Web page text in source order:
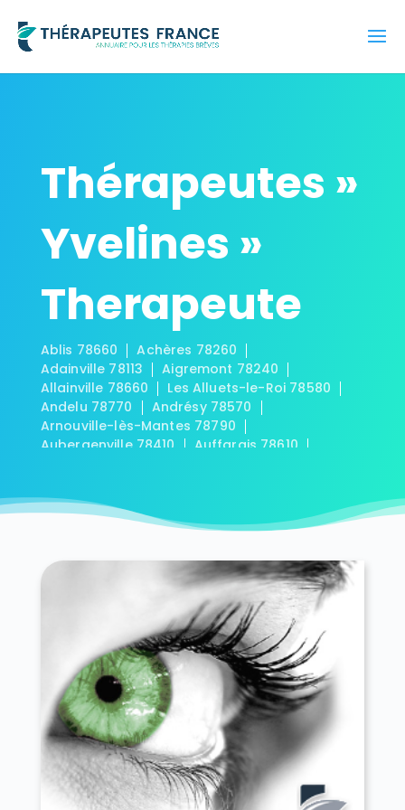
Thérapeutes »
Yvelines »
Therapeute
Ablis 78660
Achères 78260
Adainville 78113
Aigremont 78240
Allainville 78660
Les Alluets-le-Roi 78580
Andelu 78770
Andrésy 78570
Arnouville-lès-Mantes 78790
Aubergenville 78410
Auffargis 78610
Autouillet 78770
Bazainville 78550
Bazemont 78580
Béhoust 78910
Bennecourt 78270
Beynes 78650
Blaru 78270
Boinville-en-Mantois 78930
Boinville-le-Gaillard 78660
Boinvilliers 78200
Bois-d'Arcy 78390
Boissets 78910
La Boissière-École 78125
Boissy-Mauvoisin 78200
Boissy-sans-Avoir 78490
Bonnelles 78830
Bonnières-sur-Seine 78270
Bouafle 78410
Bougival 78380
Bourdonné 78113
Breuil-Bois-Robert 78930
Bréval 78980
Les Bréviaires 78610
Brueil-en-Vexin 78440
Buc 78530
Buchelay 78200
Bullion 78830
Carrières-sous-Poissy 78955